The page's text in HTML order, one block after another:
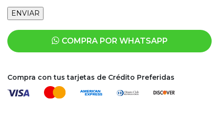
COMPRA POR WHATSAPP
Compra con tus tarjetas de Crédito Preferidas